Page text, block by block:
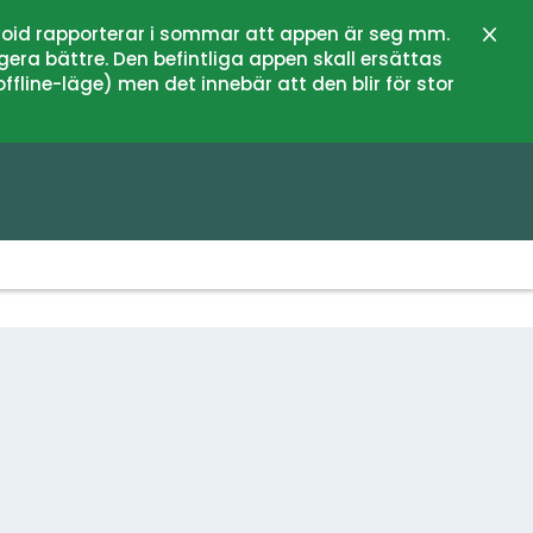
rapporterar i sommar att appen är seg mm.
bättre. Den befintliga appen skall ersättas
läge) men det innebär att den blir för stor